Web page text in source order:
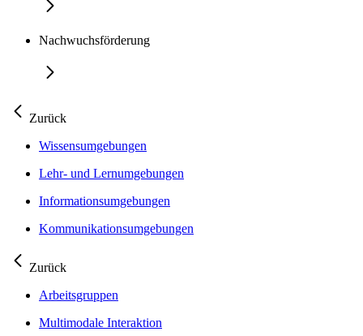
Nachwuchsförderung
Zurück
Wissensumgebungen
Lehr- und Lernumgebungen
Informationsumgebungen
Kommunikationsumgebungen
Zurück
Arbeitsgruppen
Multimodale Interaktion